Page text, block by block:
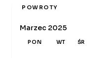
POWROTY
Marzec 2025
PON WT ŚR